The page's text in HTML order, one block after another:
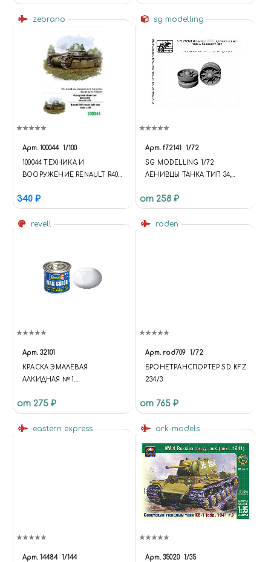
zebrano
Арт. 100044 1/100
100044 ТЕХНИКА И
ВООРУЖЕНИЕ RENAULT R40
340 ₽
sg modelling
Арт. f72141 1/72
SG MODELLING 1/72
ЛЕНИВЦЫ ТАНКА ТИП 34,
КОМПЛЕКТ 2 ШТ
от 258 ₽
revell
Арт. 32101
КРАСКА ЭМАЛЕВАЯ
АЛКИДНАЯ № 1.
ГЛЯНЦЕВЫЙ ЛАК. 14 МЛ.
от 275 ₽
roden
Арт. rod709 1/72
БРОНЕТРАНСПОРТЕР SD. KFZ
234/3
от 765 ₽
eastern express
Арт. 14484 1/144
ark-models
Арт. 35020 1/35